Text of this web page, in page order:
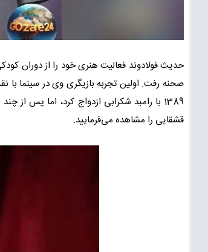
حدیث فولادوند فعالیت هنری خود را از دوران
1389 با رامبد شکرابی ازدواج کرد، اما پس
قشقایی را مشاهده می‌فرمایید.